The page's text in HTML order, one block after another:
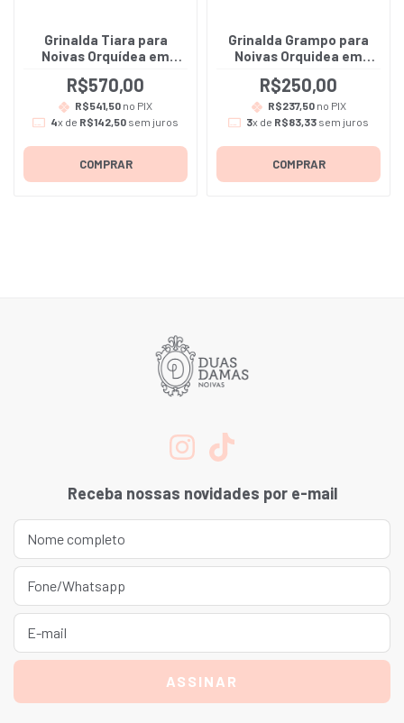
Grinalda Tiara para
Noivas Orquídea em
Premium - Bia
R$570,00
R$541,50 no PIX
4x de R$142,50sem juros
COMPRAR
Grinalda Grampo para
Noivas Orquidea em
A unidade
R$250,00
R$237,50no PIX
3x de R$83,33sem juros
COMPRAR
Receba nossas novidades por e-mail